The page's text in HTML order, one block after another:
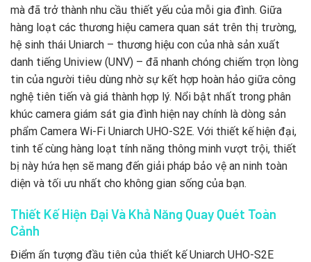
mà đã trở thành nhu cầu thiết yếu của mỗi gia đình. Giữa
hàng loạt các thương hiệu camera quan sát trên thị trường,
hệ sinh thái Uniarch – thương hiệu con của nhà sản xuất
danh tiếng Uniview (UNV) – đã nhanh chóng chiếm trọn lòng
tin của người tiêu dùng nhờ sự kết hợp hoàn hảo giữa công
nghệ tiên tiến và giá thành hợp lý. Nổi bật nhất trong phân
khúc camera giám sát gia đình hiện nay chính là dòng sản
phẩm Camera Wi-Fi Uniarch UHO-S2E. Với thiết kế hiện đại,
tinh tế cùng hàng loạt tính năng thông minh vượt trội, thiết
bị này hứa hẹn sẽ mang đến giải pháp bảo vệ an ninh toàn
diện và tối ưu nhất cho không gian sống của bạn.
Thiết Kế Hiện Đại Và Khả Năng Quay Quét Toàn
Cảnh
Điểm ấn tượng đầu tiên của thiết kế Uniarch UHO-S2E